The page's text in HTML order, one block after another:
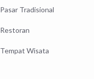
Pasar Tradisional
Restoran
Tempat Wisata